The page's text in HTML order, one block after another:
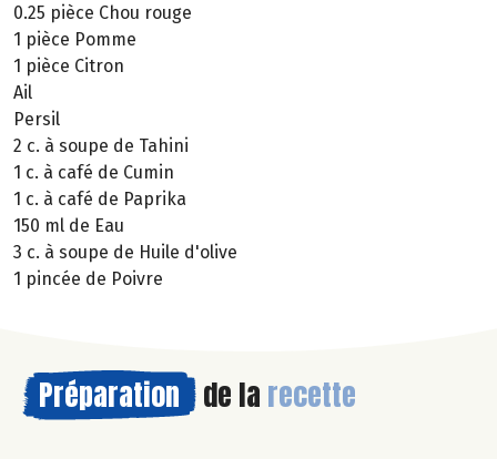
0.25 pièce Chou rouge
1 pièce Pomme
1 pièce Citron
Ail
Persil
2 c. à soupe de Tahini
1 c. à café de Cumin
1 c. à café de Paprika
150 ml de Eau
3 c. à soupe de Huile d'olive
1 pincée de Poivre
Préparation de la recette